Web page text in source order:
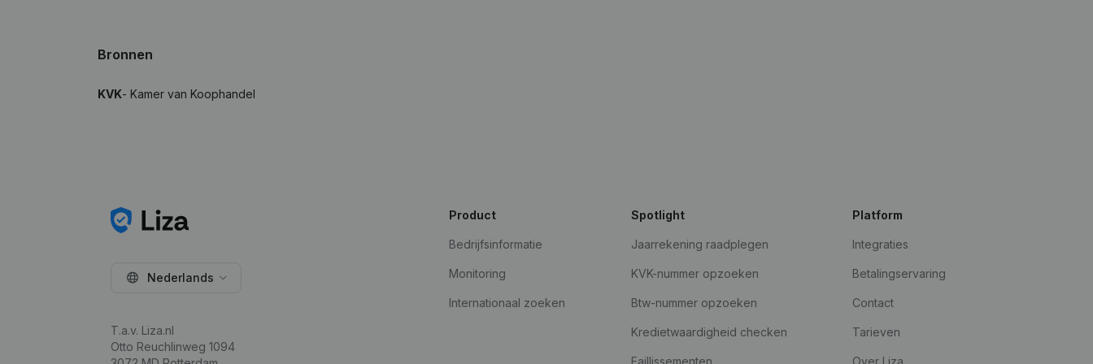
Bronnen
KVK- Kamer van Koophandel
Nederlands
T.a.v. Liza.nl
Otto Reuchlinweg 1094
Product
Bedrijfsinformatie
Monitoring
Internationaal zoeken
Spotlight
Jaarrekening raadplegen
KVK-nummer opzoeken
Btw-nummer opzoeken
Kredietwaardigheid checken
Faillissementen
Platform
Integraties
Betalingservaring
Contact
Tarieven
Over Liza